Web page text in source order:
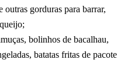
outras gorduras para barrar,
bolinhos de bacalhau,
batatas fritas de pacote